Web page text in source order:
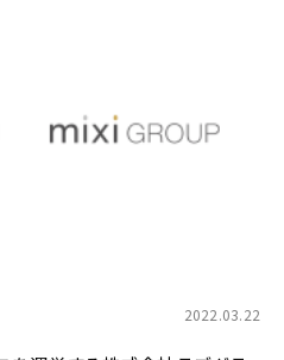
2022.03.22